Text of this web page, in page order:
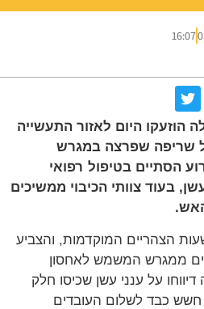
16:07
הוזעקו היום לאזור התעשייה
שריפה שפרצה במגרש
הסתיים בטיפול רפואי
בעוד צוותי הכיבוי ממשיכים
הצהריים המוקדמות, והצביע
ממגרש המשמש לאחסון
על ענני עשן שכיסו חלק
כבד לשלום העובדים